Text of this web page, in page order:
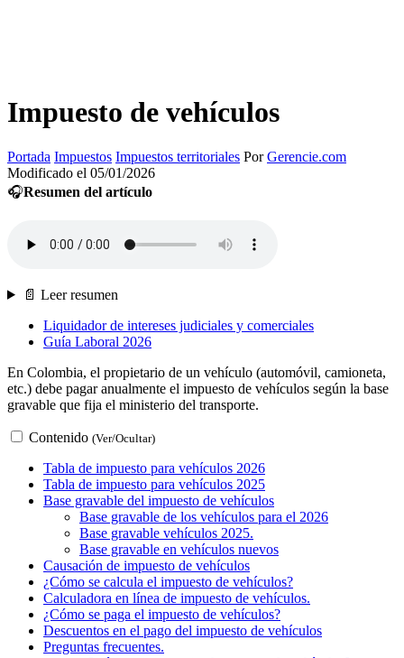
Impuesto de vehículos
Portada Impuestos Impuestos territoriales PorGerencie.com
Modificado el 05/01/2026
🎧Resumen del artículo
📄 Leer resumen
Liquidador de intereses judiciales y comerciales
Guía Laboral 2026
En Colombia, el propietario de un vehículo (automóvil, camioneta,
etc.) debe pagar anualmente el impuesto de vehículos según la base
gravable que fija el ministerio del transporte.
Contenido (Ver/Ocultar)
Tabla de impuesto para vehículos 2026
Tabla de impuesto para vehículos 2025
Base gravable del impuesto de vehículos
Base gravable de los vehículos para el 2026
Base gravable vehículos 2025.
Base gravable en vehículos nuevos
Causación de impuesto de vehículos
¿Cómo se calcula el impuesto de vehículos?
Calculadora en línea de impuesto de vehículos.
¿Cómo se paga el impuesto de vehículos?
Descuentos en el pago del impuesto de vehículos
Preguntas frecuentes.